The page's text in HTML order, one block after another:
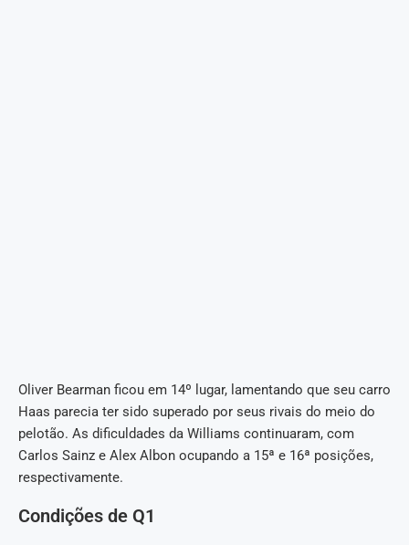
Oliver Bearman ficou em 14º lugar, lamentando que seu carro
Haas parecia ter sido superado por seus rivais do meio do
pelotão. As dificuldades da Williams continuaram, com
Carlos Sainz e Alex Albon ocupando a 15ª e 16ª posições,
respectivamente.
Condições de Q1